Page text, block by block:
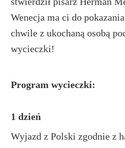
Wenecja ma ci do
chwile z ukochaną osobą
wycieczki!
Program wycieczki:
1 dzień
Wyjazd z Polski zgodnie z